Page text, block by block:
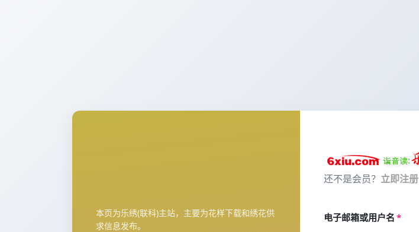
本页为乐绣(联科)主站，主要为花样下载和绣花供
求信息发布。
还不是会员？ 立即注册
电子邮箱或用户名 *